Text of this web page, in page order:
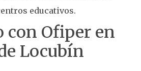
educativos.
con Ofiper en
Locubín